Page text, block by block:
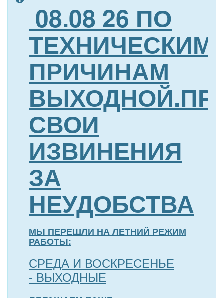
08.08 26 ПО
ТЕХНИЧЕСКИМ
ПРИЧИНАМ
СВОИ
ИЗВИНЕНИЯ
ЗА
НЕУДОБСТВА
МЫ ПЕРЕШЛИ НА ЛЕТНИЙ РЕЖИМ
РАБОТЫ:
СРЕДА И ВОСКРЕСЕНЬЕ
- ВЫХОДНЫЕ